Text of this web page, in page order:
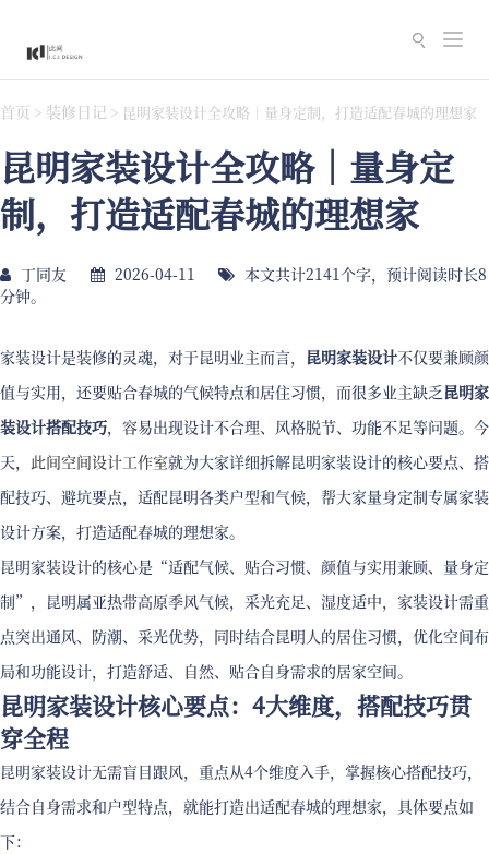
切
换
导
航
首页 > 装修日记 > 昆明家装设计全攻略｜量身定制，打造适配春城的理想家
昆明家装设计全攻略｜量身定
制，打造适配春城的理想家
丁同友 2026-04-11
本文共计2141个字，预计阅读时长8
分钟。
家装设计是装修的灵魂，对于昆明业主而言， 昆明家装设计不仅要兼顾颜
值与实用，还要贴合春城的气候特点和居住习惯，而很多业主缺乏 昆明家
装设计搭配技巧，容易出现设计不合理、风格脱节、功能不足等问题。今
天， 此间空间设计工作室就为大家详细拆解昆明家装设计的核心要点、搭
配技巧、避坑要点，适配昆明各类户型和气候，帮大家量身定制专属家装
设计方案，打造适配春城的理想家。
昆明家装设计的核心是“适配气候、贴合习惯、颜值与实用兼顾、量身定
制”，昆明属亚热带高原季风气候，采光充足、湿度适中，家装设计需重
点突出通风、防潮、采光优势，同时结合昆明人的居住习惯，优化空间布
局和功能设计，打造舒适、自然、贴合自身需求的居家空间。
昆明家装设计核心要点：4大维度，搭配技巧贯
穿全程
昆明家装设计无需盲目跟风，重点从4个维度入手，掌握核心搭配技巧，
结合自身需求和户型特点，就能打造出适配春城的理想家，具体要点如
下：